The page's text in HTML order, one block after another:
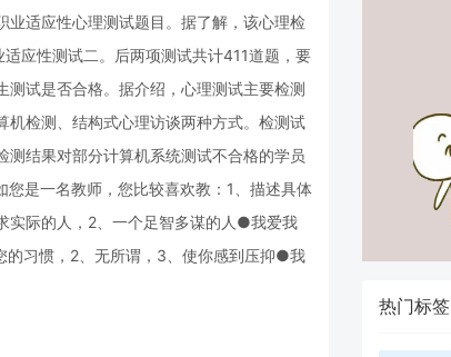
适应性心理测试题目。据了解，该心理检
应性测试二。后两项测试共计411道题，要
试是否合格。据介绍，心理测试主要检测
机检测、结构式心理访谈两种方式。检测试
结果对部分计算机系统测试不合格的学员
是一名教师，您比较喜欢教：1、描述具体
实际的人，2、一个足智多谋的人●我爱我
的习惯，2、无所谓，3、使你感到压抑●我
热门标签